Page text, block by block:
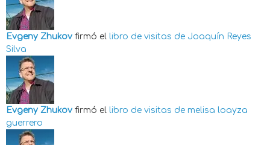
Evgeny Zhukov firmó el libro de visitas de Joaquín Reyes
Silva
Evgeny Zhukov firmó el libro de visitas de melisa loayza
guerrero